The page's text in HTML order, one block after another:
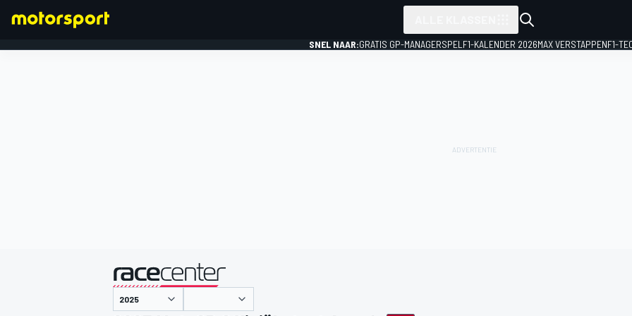
SNEL NAAR:GRATIS GP-MANAGERSPEL F1-KALENDER 2026MAX VERSTAPPENF1-
gepresenteerd door